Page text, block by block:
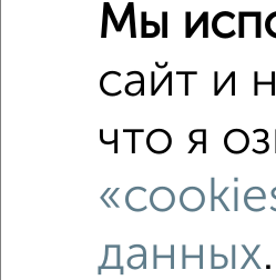
Мы
сайт и
что я
данных